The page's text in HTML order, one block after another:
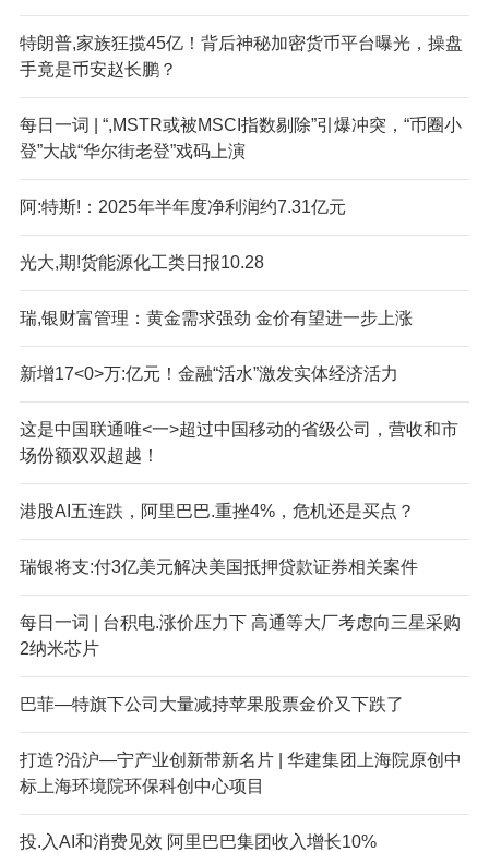
特朗普,家族狂揽45亿！背后神秘加密货币平台曝光，操盘
手竟是币安赵长鹏？
每日一词 | “,MSTR或被MSCI指数剔除”引爆冲突，“币圈小
登”大战“华尔街老登”戏码上演
阿:特斯!：2025年半年度净利润约7.31亿元
光大,期!货能源化工类日报10.28
瑞,银财富管理：黄金需求强劲 金价有望进一步上涨
新增17<0>万:亿元！金融“活水”激发实体经济活力
这是中国联通唯<一>超过中国移动的省级公司，营收和市
场份额双双超越！
港股AI五连跌，阿里巴巴.重挫4%，危机还是买点？
瑞银将支:付3亿美元解决美国抵押贷款证券相关案件
每日一词 | 台积电.涨价压力下 高通等大厂考虑向三星采购
2纳米芯片
巴菲—特旗下公司大量减持苹果股票金价又下跌了
打造?沿沪—宁产业创新带新名片 | 华建集团上海院原创中
标上海环境院环保科创中心项目
投.入AI和消费见效 阿里巴巴集团收入增长10%